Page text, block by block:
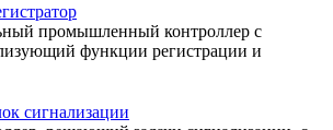
промышленный контроллер с
функции регистрации и
сигнализации